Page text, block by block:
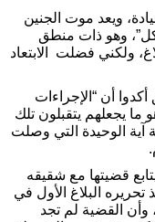
ويعد موت الجنين
وهو ذات منطق
ولكني فضلت الابتعاد
أن “الإجراءات
ما يجعلهم يتقبلون تلك
آية الوحيدة التي وصلت
والذي يتابع قضيتها مع شقيقه
تحريره البلاغ الأول في
القضية لم تجد